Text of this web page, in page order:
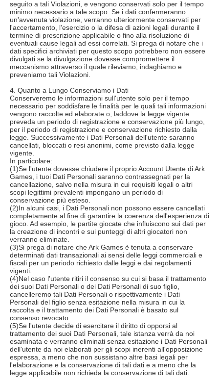
seguito a tali Violazioni, e vengono conservati solo per il tempo
minimo necessario a tale scopo. Se i dati confermeranno
un'avvenuta violazione, verranno ulteriormente conservati per
l'accertamento, l'esercizio o la difesa di azioni legali durante il
termine di prescrizione applicabile o fino alla risoluzione di
eventuali cause legali ad essi correlati. Si prega di notare che i
dati specifici archiviati per questo scopo potrebbero non essere
divulgati se la divulgazione dovesse compromettere il
meccanismo attraverso il quale rileviamo, indaghiamo e
preveniamo tali Violazioni.
4. Quanto a Lungo Conserviamo i Dati
Conserveremo le informazioni sull'utente solo per il tempo
necessario per soddisfare le finalità per le quali tali informazioni
vengono raccolte ed elaborate o, laddove la legge vigente
preveda un periodo di registrazione e conservazione più lungo,
per il periodo di registrazione e conservazione richiesto dalla
legge. Successivamente i Dati Personali dell'utente saranno
cancellati, bloccati o resi anonimi, come previsto dalla legge
vigente.
In particolare:
(1)Se l'utente dovesse chiudere il proprio Account Utente di Ark
Games, i tuoi Dati Personali saranno contrassegnati per la
cancellazione, salvo nella misura in cui requisiti legali o altri
scopi legittimi prevalenti impongano un periodo di
conservazione più esteso.
(2)In alcuni casi, i Dati Personali non possono essere cancellati
completamente al fine di garantire la coerenza dell'esperienza di
gioco. Ad esempio, le partite giocate che influiscono sui dati per
la creazione di incontri e sui punteggi di altri giocatori non
verranno eliminate.
(3)Si prega di notare che Ark Games è tenuta a conservare
determinati dati transazionali ai sensi delle leggi commerciali e
fiscali per un periodo richiesto dalle leggi e dai regolamenti
vigenti.
(4)Nel caso l'utente ritiri il consenso su cui si basa il trattamento
dei suoi Dati Personali o dei Dati Personali di suo figlio,
cancelleremo tali Dati Personali o rispettivamente i Dati
Personali del figlio senza esitazione nella misura in cui la
raccolta e il trattamento dei Dati Personali è basato sul
consenso revocato.
(5)Se l'utente decide di esercitare il diritto di opporsi al
trattamento dei suoi Dati Personali, tale istanza verrà da noi
esaminata e verranno eliminati senza esitazione i Dati Personali
dell'utente da noi elaborati per gli scopi inerenti all'opposizione
espressa, a meno che non sussistano altre basi legali per
l'elaborazione e la conservazione di tali dati e a meno che la
legge applicabile non richieda la conservazione di tali dati.